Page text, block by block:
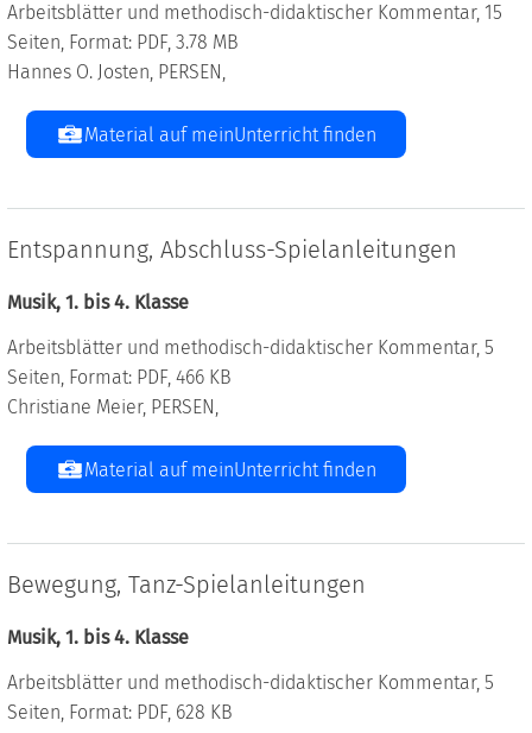
Arbeitsblätter und methodisch-didaktischer Kommentar, 15
Seiten, Format: PDF, 3.78 MB
Hannes O. Josten, PERSEN,
Material auf meinUnterricht finden
Entspannung, Abschluss-Spielanleitungen
Musik, 1. bis 4. Klasse
Arbeitsblätter und methodisch-didaktischer Kommentar, 5
Seiten, Format: PDF, 466 KB
Christiane Meier, PERSEN,
Material auf meinUnterricht finden
Bewegung, Tanz-Spielanleitungen
Musik, 1. bis 4. Klasse
Arbeitsblätter und methodisch-didaktischer Kommentar, 5
Seiten, Format: PDF, 628 KB